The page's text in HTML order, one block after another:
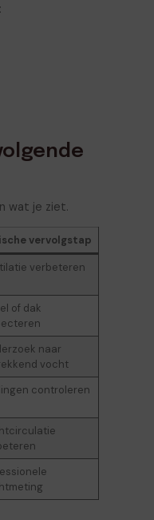
wat je ziet.
vervolgstap
verbeteren
of dak
naar
vocht
controleren